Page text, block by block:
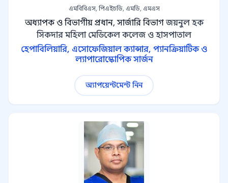
এমবিবিএস, পিএইচডি, এমডি, এমএস
অধ্যাপক ও বিভাগীয় প্রধান, সার্জারি বিভাগ জয়নুল হক
সিকদার মহিলা মেডিকেল কলেজ ও হাসপাতাল
হেপাবিলিয়ারি, এসোফেজিয়াল ক্যান্সার, প্যানক্রিয়াটিক ও
ল্যাপারোস্কোপিক সার্জন
অ্যাপয়েন্টমেন্ট নিন